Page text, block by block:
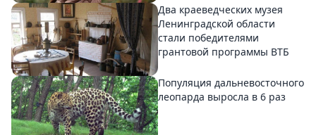
Два краеведческих музея
Ленинградской области
стали победителями
грантовой программы ВТБ
Популяция дальневосточного
леопарда выросла в 6 раз